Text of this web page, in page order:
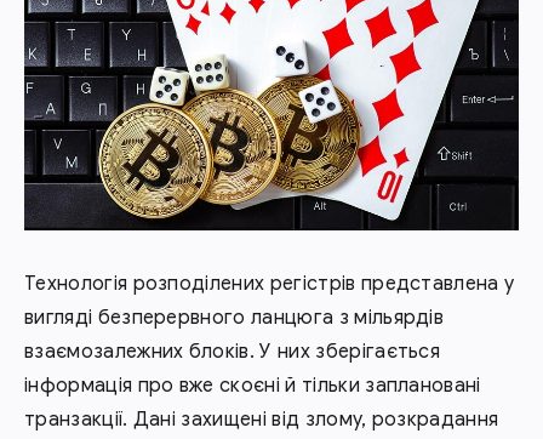
Технологія розподілених регістрів представлена у
вигляді безперервного ланцюга з мільярдів
взаємозалежних блоків. У них зберігається
інформація про вже скоєні й тільки заплановані
транзакції. Дані захищені від злому, розкрадання